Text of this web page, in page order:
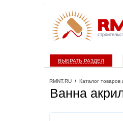
ВЫБРАТЬ РАЗДЕЛ
RMNT.RU / Каталог товаров
Ванна